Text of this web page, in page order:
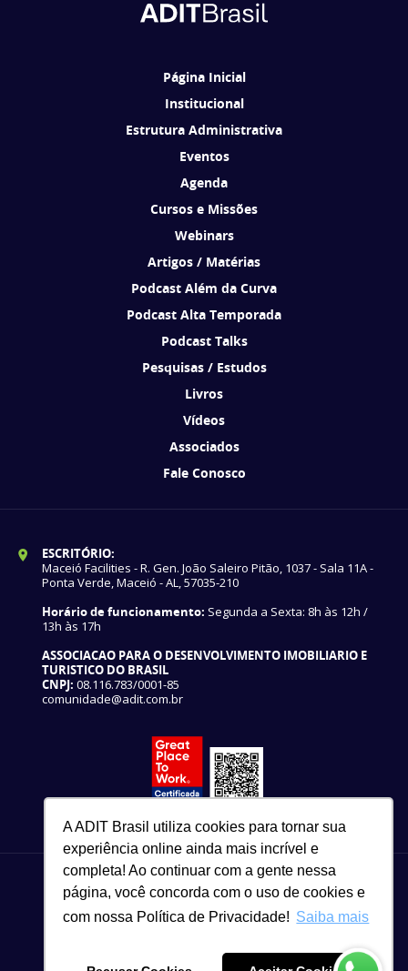
A ADIT Brasil utiliza cookies para tornar sua
experiência online ainda mais incrível e
completa! Ao continuar com a gente nessa
página, você concorda com o uso de cookies e
com nossa Política de Privacidade! Saiba mais
Ao se cadastrar, você concorda em receber comunicações da ADIT
Página Inicial
Institucional
Estrutura Administrativa
Eventos
Agenda
Cursos e Missões
Webinars
Artigos / Matérias
Podcast Além da Curva
Podcast Alta Temporada
Podcast Talks
Pesquisas / Estudos
Livros
Vídeos
Associados
Fale Conosco
ESCRITÓRIO:
Maceió Facilities - R. Gen. João Saleiro Pitão, 1037 - Sala 11A -
Ponta Verde, Maceió - AL, 57035-210
Horário de funcionamento: Segunda a Sexta: 8h às 12h /
13h às 17h
ASSOCIACAO PARA O DESENVOLVIMENTO IMOBILIARIO E
TURISTICO DO BRASIL
CNPJ: 08.116.783/0001-85
comunidade@adit.com.br